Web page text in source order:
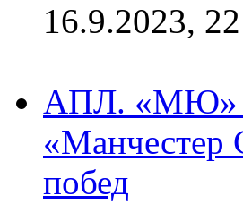
16.9.2023,
АПЛ. «МЮ»
«Манчестер
побед